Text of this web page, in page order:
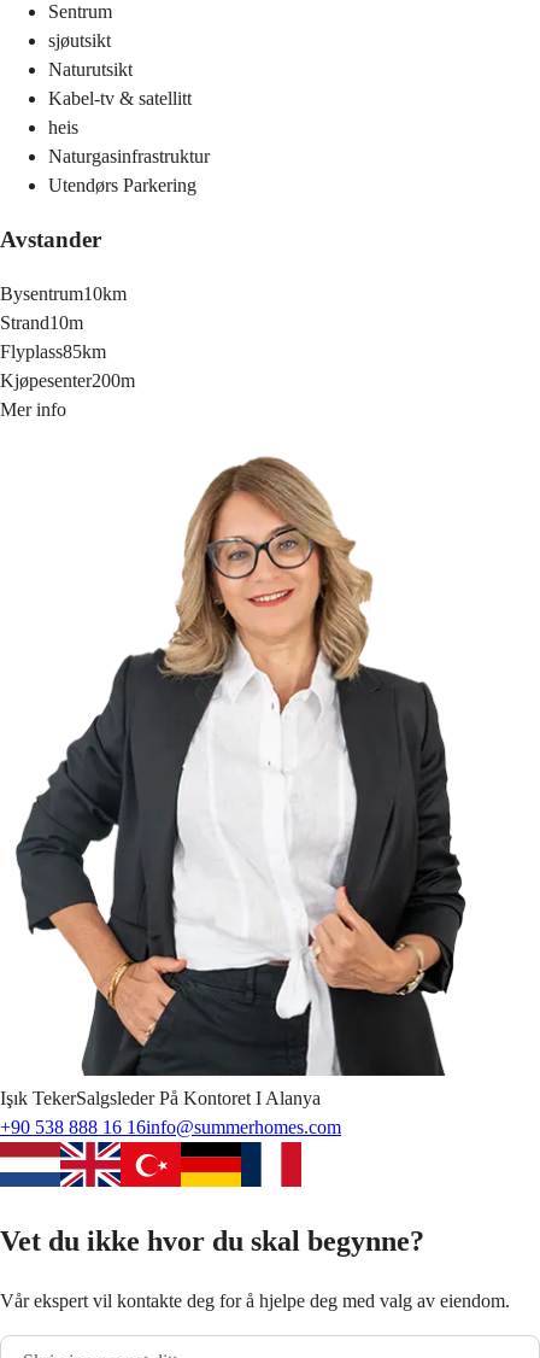
Sentrum
sjøutsikt
Naturutsikt
Kabel-tv & satellitt
heis
Naturgasinfrastruktur
Utendørs Parkering
Avstander
Bysentrum10km
Strand10m
Flyplass85km
Kjøpesenter200m
Mer info
Işık TekerSalgsleder På Kontoret I Alanya
+90 538 888 16 16info@summerhomes.com
Vet du ikke hvor du skal begynne?
Vår ekspert vil kontakte deg for å hjelpe deg med valg av eiendom.